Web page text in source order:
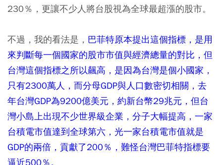
230％，更讓不少人將台股視為全球最超漲的股市。
不過，我的看法是， 巴菲特原本提出這個指標，是用
來判斷每一個國家的股市市值與經濟總量的對比，但
台灣這個指標之所以飆高，是因為台灣是個小國家，
只有2300萬人，而分母GDP與人口數密切相關，去
年台灣GDP為9200億美元，約新台幣29兆元，但台
灣小島上出現不少世界級企業，分子大幅提高，一家
台積電市值達到全球第六，光一家台積電市值就是
GDP的兩倍，貢獻了200％，難怪台灣巴菲特指標要
逼近500％。